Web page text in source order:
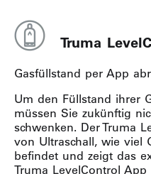
Truma
Gasfüllstand per App
Um den Füllstand ihrer
müssen Sie zukünftig
schwenken. Der Truma
von Ultraschall, wie viel
befindet und zeigt das
Truma LevelControl App